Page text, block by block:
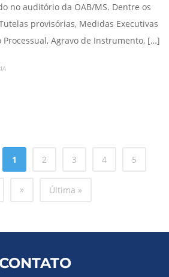
no auditório da OAB/MS. Dentre os
provisórias, Medidas Executivas
Processual, Agravo de Instrumento, […]
1 2 3 4 5
» Última »
CONTATO